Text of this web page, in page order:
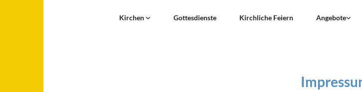
Kirchen Gottesdienste Kirchliche Feiern Angebote